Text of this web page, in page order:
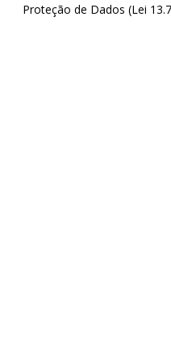
Proteção de Dados (Lei